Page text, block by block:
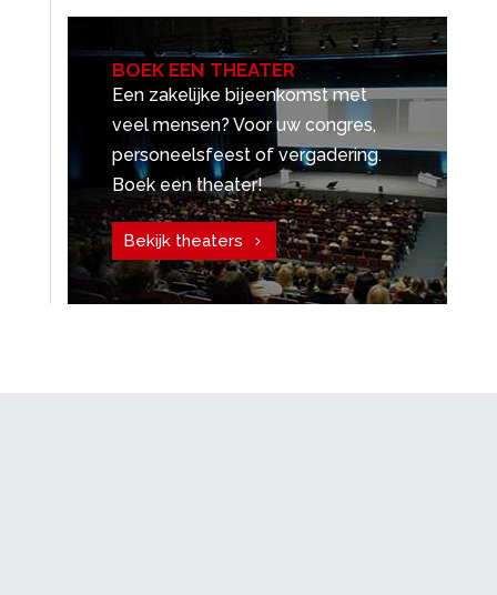
BOEK EEN THEATER
Een zakelijke bijeenkomst met
veel mensen? Voor uw congres,
personeelsfeest of vergadering.
Boek een theater!
Bekijk theaters